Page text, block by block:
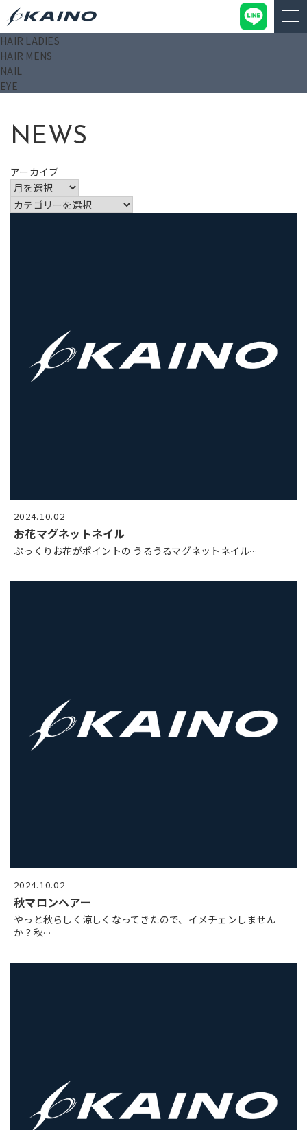
HAIR LADIES
HAIR MENS
NAIL
EYE
KAINO－カイノ－【公式サイト】
店
NEWS
アーカイブ
カ
2024.10.02
お花マグネットネイル
ぷっくりお花がポイントの うるうるマグネットネイル…
2024.10.02
秋マロンヘアー
やっと秋らしく涼しくなってきたので、イメチェンしません
か？秋…